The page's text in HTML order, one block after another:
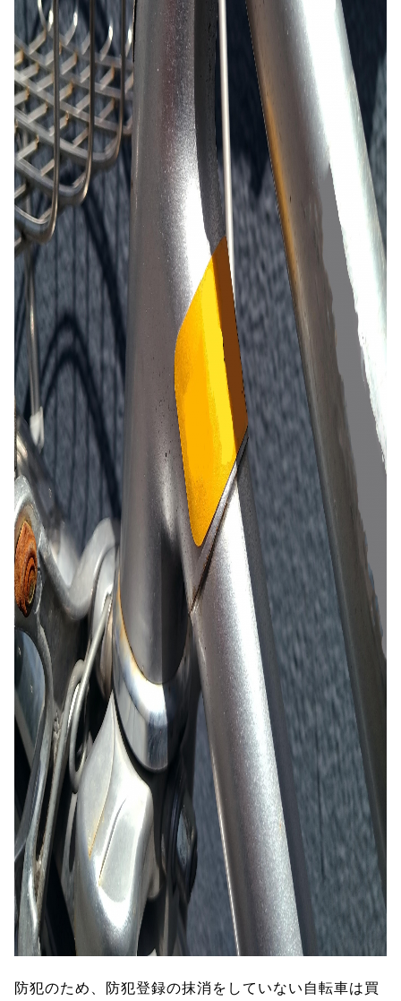
防犯のため、防犯登録の抹消をしていない自転車は買